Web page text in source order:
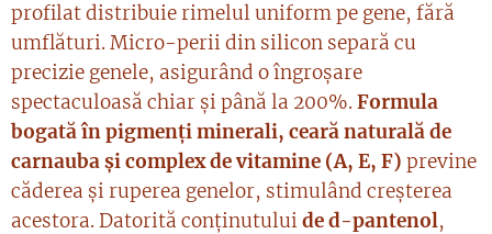
profilat distribuie rimelul uniform pe gene, fără
umflături. Micro-perii din silicon separă cu
precizie genele, asigurând o îngroșare
spectaculoasă chiar și până la 200%. Formula
bogată în pigmenți minerali, ceară naturală de
carnauba și complex de vitamine (A, E, F) previne
căderea și ruperea genelor, stimulând creșterea
acestora. Datorită conținutului de d-pantenol,